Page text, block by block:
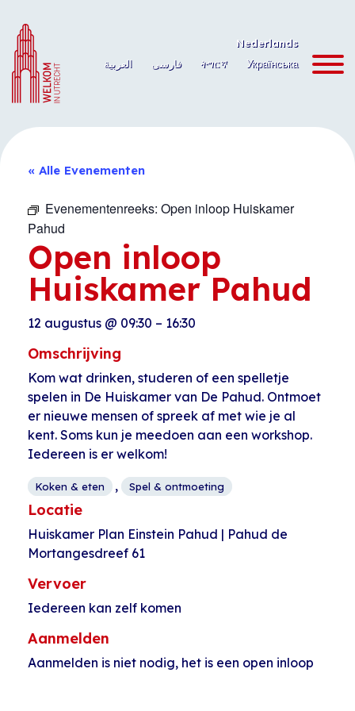
naar
de
inhoud
Nederlands
العربية
فارسی ትግርኛ Українська
« Alle Evenementen
Evenementenreeks: Open inloop Huiskamer
Pahud
Open inloop
Huiskamer Pahud
12 augustus @ 09:30 – 16:30
Omschrijving
Kom wat drinken, studeren of een spelletje
spelen in De Huiskamer van De Pahud. Ontmoet
er nieuwe mensen of spreek af met wie je al
kent. Soms kun je meedoen aan een workshop.
Iedereen is er welkom!
Koken & eten , Spel & ontmoeting
Locatie
Huiskamer Plan Einstein Pahud | Pahud de
Mortangesdreef 61
Vervoer
Iedereen kan zelf komen
Aanmelden
Aanmelden is niet nodig, het is een open inloop